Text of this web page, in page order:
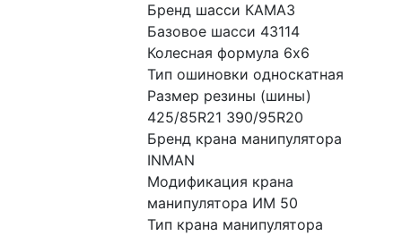
Бренд шасси КАМАЗ
Базовое шасси 43114
Колесная формула 6x6
Тип ошиновки односкатная
Размер резины (шины)
425/85R21 390/95R20
Бренд крана манипулятора
INMAN
Модификация крана
манипулятора ИМ 50
Тип крана манипулятора